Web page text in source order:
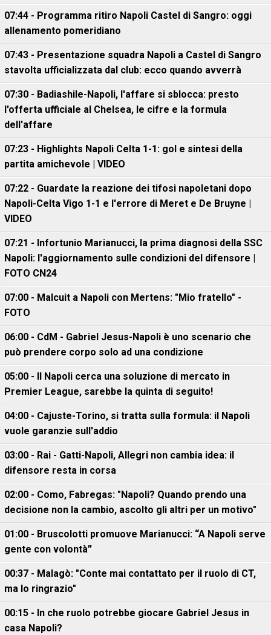
07:44 - Programma ritiro Napoli Castel di Sangro: oggi
allenamento pomeridiano
07:43 - Presentazione squadra Napoli a Castel di Sangro
stavolta ufficializzata dal club: ecco quando avverrà
07:30 - Badiashile-Napoli, l'affare si sblocca: presto
l'offerta ufficiale al Chelsea, le cifre e la formula
dell'affare
07:23 - Highlights Napoli Celta 1-1: gol e sintesi della
partita amichevole | VIDEO
07:22 - Guardate la reazione dei tifosi napoletani dopo
Napoli-Celta Vigo 1-1 e l'errore di Meret e De Bruyne |
VIDEO
07:21 - Infortunio Marianucci, la prima diagnosi della SSC
Napoli: l'aggiornamento sulle condizioni del difensore |
FOTO CN24
07:00 - Malcuit a Napoli con Mertens: "Mio fratello" -
FOTO
06:00 - CdM - Gabriel Jesus-Napoli è uno scenario che
può prendere corpo solo ad una condizione
05:00 - Il Napoli cerca una soluzione di mercato in
Premier League, sarebbe la quinta di seguito!
04:00 - Cajuste-Torino, si tratta sulla formula: il Napoli
vuole garanzie sull'addio
03:00 - Rai - Gatti-Napoli, Allegri non cambia idea: il
difensore resta in corsa
02:00 - Como, Fabregas: "Napoli? Quando prendo una
decisione non la cambio, ascolto gli altri per un motivo"
01:00 - Bruscolotti promuove Marianucci: “A Napoli serve
gente con volontà”
00:37 - Malagò: "Conte mai contattato per il ruolo di CT,
ma lo ringrazio"
00:15 - In che ruolo potrebbe giocare Gabriel Jesus in
casa Napoli?